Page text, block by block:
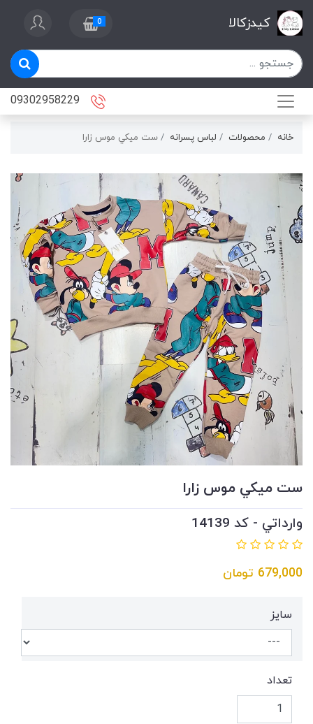
کیدزکالا 0
خانه محصولات لباس پسرانه ست ميكي موس زارا
ست ميكي موس زارا
وارداتي - کد 14139
679,000 تومان
سايز
تعداد